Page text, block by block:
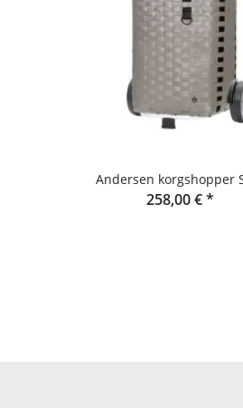
Andersen korgshopper
258,00 €*